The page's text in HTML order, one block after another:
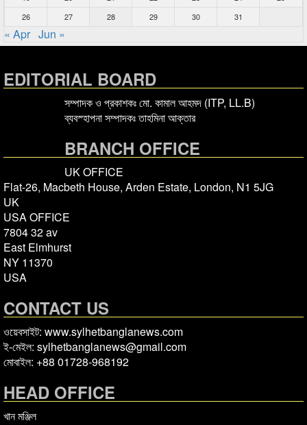
26
27 28 29 30 31
« Apr Jun »
EDITORIAL BOARD
সম্পাদক ও প্রকাশকঃ মো. কামাল আহমদ (ITP, LL.B)
ব্যবস্হাপনা সম্পাদকঃ তাহমিনা আক্তার
BRANCH OFFICE
UK OFFICE
Flat-26, Macbeth House, Arden Estate, London, N1 5JG
UK
USA OFFICE
7804 32 av
East Elmhurst
NY 11370
USA
CONTACT US
ওয়েবসাইট: www.sylhetbanglanews.com
ই-মেইল: sylhetbanglanews@gmail.com
মোবাইল: +88 01728-968192
HEAD OFFICE
খান মঞ্জিল